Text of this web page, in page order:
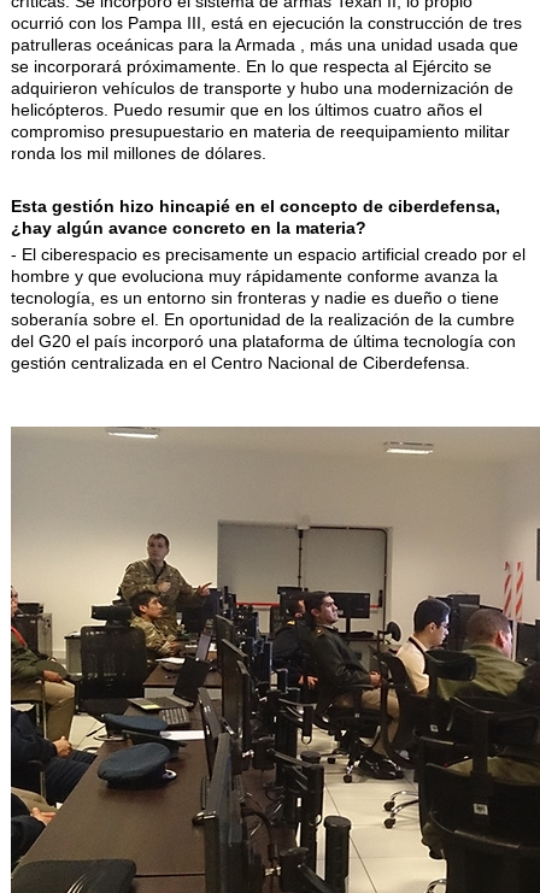
ocurrió con los Pampa III, está en ejecución la construcción de tres
patrulleras oceánicas para la Armada , más una unidad usada que
se incorporará próximamente. En lo que respecta al Ejército se
adquirieron vehículos de transporte y hubo una modernización de
helicópteros. Puedo resumir que en los últimos cuatro años el
compromiso presupuestario en materia de reequipamiento militar
ronda los mil millones de dólares.
Esta gestión hizo hincapié en el concepto de ciberdefensa,
¿hay algún avance concreto en la materia?
- El ciberespacio es precisamente un espacio artificial creado por el
hombre y que evoluciona muy rápidamente conforme avanza la
tecnología, es un entorno sin fronteras y nadie es dueño o tiene
soberanía sobre el. En oportunidad de la realización de la cumbre
del G20 el país incorporó una plataforma de última tecnología con
gestión centralizada en el Centro Nacional de Ciberdefensa.